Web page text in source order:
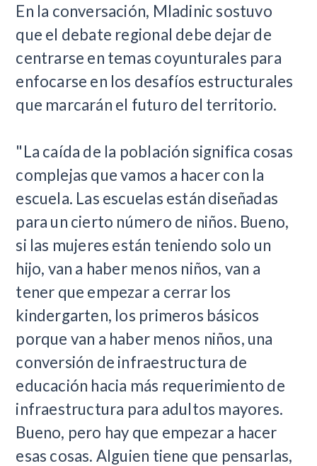
En la conversación, Mladinic sostuvo
que el debate regional debe dejar de
centrarse en temas coyunturales para
enfocarse en los desafíos estructurales
que marcarán el futuro del territorio.
"La caída de la población significa cosas
complejas que vamos a hacer con la
escuela. Las escuelas están diseñadas
para un cierto número de niños. Bueno,
si las mujeres están teniendo solo un
hijo, van a haber menos niños, van a
tener que empezar a cerrar los
kindergarten, los primeros básicos
porque van a haber menos niños, una
conversión de infraestructura de
educación hacia más requerimiento de
infraestructura para adultos mayores.
Bueno, pero hay que empezar a hacer
esas cosas. Alguien tiene que pensarlas,